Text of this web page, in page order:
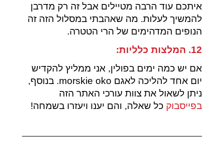
איתכם עוד הרבה מטיילים אבל זה רק מדרבן
להמשיך לעלות. מה שאהבתי במסלול הזה זה
הנופים המדהימים של הרי הטטרה.
12. המלצות כלליות:
אם יש כמה ימים בפולין, אני ממליץ להקדיש
יום אחד להליכה לאגם morskie oko. בנוסף,
ניתן לשאול את צוות עורכי האתר הזה
בפייסבוק כל שאלה, והם יענו ויעזרו בשמחה!